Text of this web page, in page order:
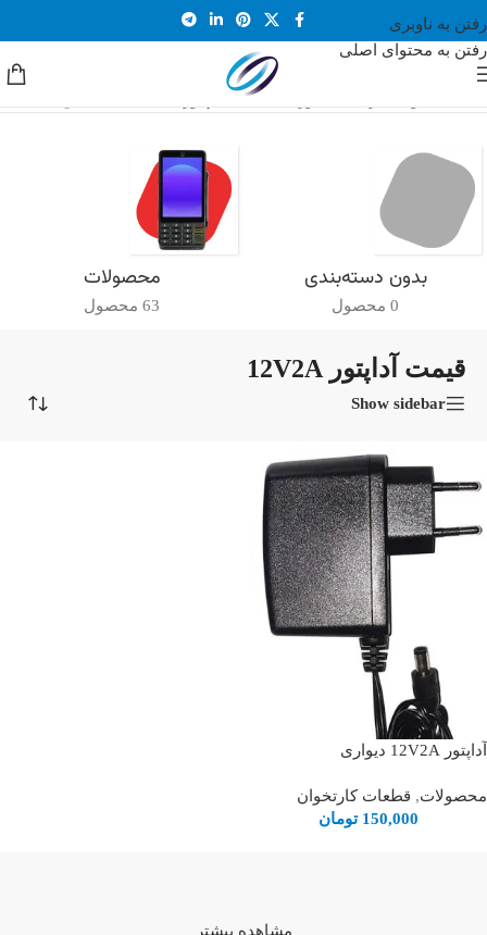
رفتن به ناوبری
رفتن به محتوای اصلی
محصولات برچسب خورده “قیمت آداپتور 12V2A”
بدون دسته‌بندی
0 محصول
محصولات
63 محصول
قیمت آداپتور 12V2A
Show sidebar
آداپتور 12V2A دیواری
محصولات, قطعات کارتخوان
150,000 تومان
مشاهده بیشتر